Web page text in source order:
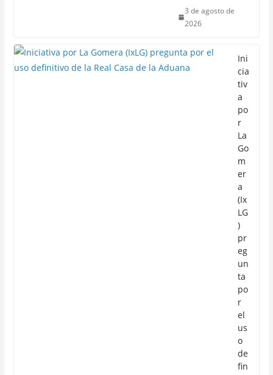
3 de agosto de
2026
Ini
cia
tiv
a
po
r
La
Go
m
er
a
(Ix
LG
)
pr
eg
un
ta
po
r
el
us
o
de
fin